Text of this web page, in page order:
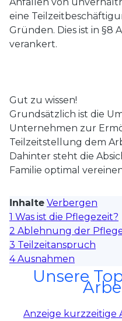
eine
Gründen. Dies ist in §8
verankert.
Gut zu wissen!
Grundsätzlich ist die
Unternehmen zur
Teilzeitstellung dem
Dahinter steht die
Familie optimal
Inhalte Verbergen
1 Was ist die Pflegezeit?
2 Ablehnung der
3 Teilzeitanspruch
4 Ausnahmen
Unsere
Anzeige kurzzeitige